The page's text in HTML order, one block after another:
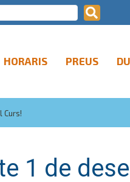
HORARIS PREUS
Curs!
1 de